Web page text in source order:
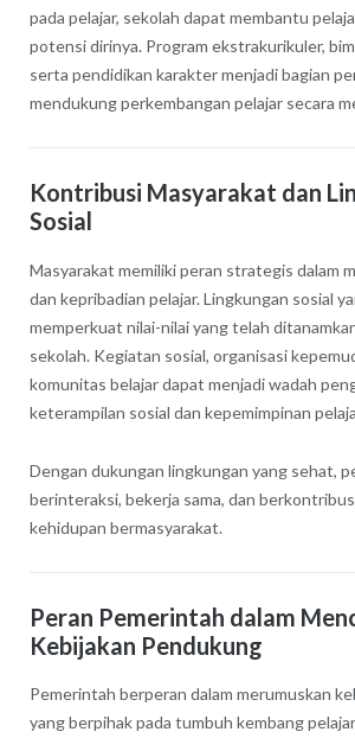
pada pelajar, sekolah dapat membantu
potensi dirinya. Program ekstrakurikuler,
serta pendidikan karakter menjadi bagian
mendukung perkembangan pelajar secara
Kontribusi Masyarakat dan
Sosial
Masyarakat memiliki peran strategis dalam
dan kepribadian pelajar. Lingkungan sosial
memperkuat nilai-nilai yang telah
sekolah. Kegiatan sosial, organisasi
komunitas belajar dapat menjadi wadah
keterampilan sosial dan kepemimpinan
Dengan dukungan lingkungan yang sehat,
berinteraksi, bekerja sama, dan
kehidupan bermasyarakat.
Peran Pemerintah dalam
Kebijakan Pendukung
Pemerintah berperan dalam merumuskan
yang berpihak pada tumbuh kembang